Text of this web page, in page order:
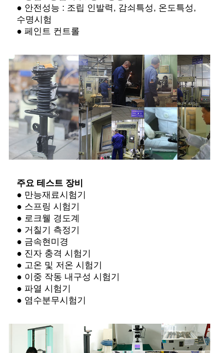
● 안전성능 : 조립 인발력, 감쇠특성, 온도특성,
수명시험
● 페인트 컨트롤
주요 테스트 장비
● 만능재료시험기
● 스프링 시험기
● 로크웰 경도계
● 거칠기 측정기
● 금속현미경
● 진자 충격 시험기
● 고온 및 저온 시험기
● 이중 작동 내구성 시험기
● 파열 시험기
● 염수분무시험기